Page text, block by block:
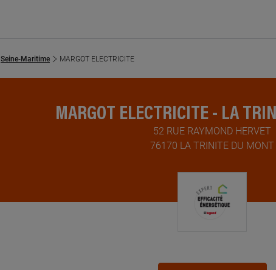
Seine-Maritime MARGOT ELECTRICITE
MARGOT ELECTRICITE - LA
52 RUE RAYMOND HERVET
76170 LA TRINITE DU MONT